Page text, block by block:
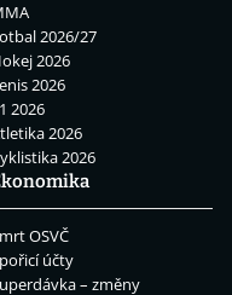
2026/27
2026
2026
2026
2026
2026
OSVČ
účty
– změny